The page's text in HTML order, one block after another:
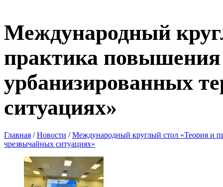
Международный
практика повышения
урбанизированных
ситуациях»
Главная / Новости / Международный круглый стол «Теория и
чрезвычайных ситуациях»